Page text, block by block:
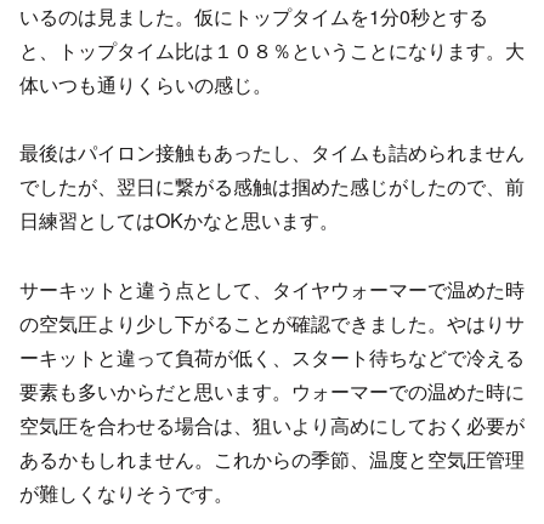
いるのは見ました。仮にトップタイムを1分0秒とする
と、トップタイム比は１０８％ということになります。大
体いつも通りくらいの感じ。
最後はパイロン接触もあったし、タイムも詰められません
でしたが、翌日に繋がる感触は掴めた感じがしたので、前
日練習としてはOKかなと思います。
サーキットと違う点として、タイヤウォーマーで温めた時
の空気圧より少し下がることが確認できました。やはりサ
ーキットと違って負荷が低く、スタート待ちなどで冷える
要素も多いからだと思います。ウォーマーでの温めた時に
空気圧を合わせる場合は、狙いより高めにしておく必要が
あるかもしれません。これからの季節、温度と空気圧管理
が難しくなりそうです。